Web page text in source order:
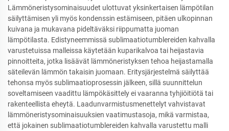
Lämmöneristysominaisuudet ulottuvat yksinkertaisen lämpötilan
säilyttämisen yli myös kondenssin estämiseen, pitäen ulkopinnan
kuivana ja mukavana pideltäväksi riippumatta juoman
lämpötilasta. Edistyneemmissä sublimaatiotumblereiden kahvalla
varustetuissa malleissa käytetään kuparikalvoa tai heijastavia
pinnoitteita, jotka lisäävät lämmöneristyksen tehoa heijastamalla
säteilevän lämmön takaisin juomaan. Eritysjärjestelmä säilyttää
tehonsa myös sublimaatioprosessin jälkeen, sillä suunnittelun
soveltamiseen vaadittu lämpökäsittely ei vaaranna tyhjiöitiötä tai
rakenteellista eheytä. Laadunvarmistusmenettelyt vahvistavat
lämmöneristysominaisuuksien vaatimustasoja, mikä varmistaa,
että jokainen sublimaatiotumblereiden kahvalla varustettu malli